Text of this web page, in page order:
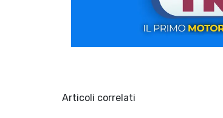
Articoli correlati